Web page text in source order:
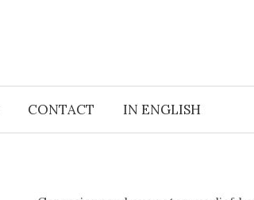
CONTACT IN ENGLISH